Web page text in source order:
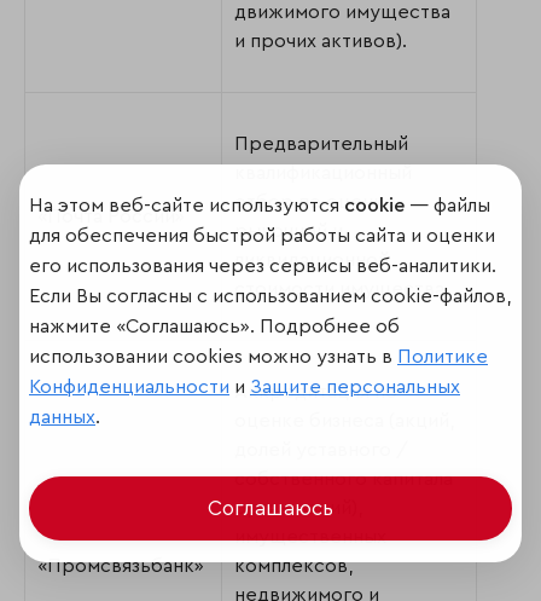
движимого имущества
и прочих активов).
«Почта России»
Предварительный
отбор по оценке
рыночной и
ликвидационной
стоимости имущества.
«Промсвязьбанк»
Аккредитация по
собственного капитала
организаций),
имущественных
комплексов,
недвижимого и
На этом веб-сайте используются cookie — файлы
для обеспечения быстрой работы сайта и оценки
его использования через сервисы веб-аналитики.
Если Вы согласны с использованием cookie-файлов,
нажмите «Соглашаюсь». Подробнее об
использовании cookies можно узнать в Политике
Конфиденциальности и Защите персональных
данных.
Соглашаюсь